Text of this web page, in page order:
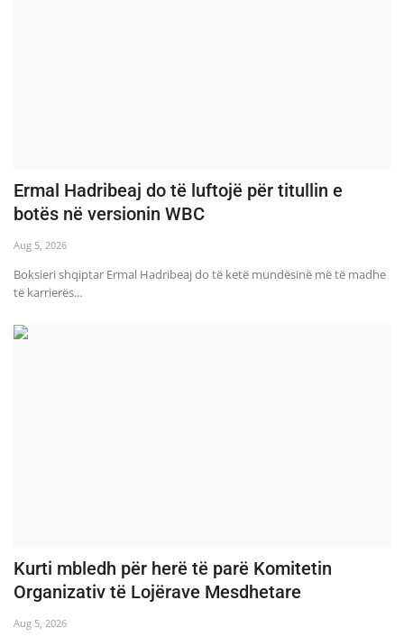
Ermal Hadribeaj do të luftojë për titullin e
botës në versionin WBC
Aug 5, 2026
Boksieri shqiptar Ermal Hadribeaj do të ketë mundësinë më të madhe
të karrierës...
Kurti mbledh për herë të parë Komitetin
Organizativ të Lojërave Mesdhetare
Aug 5, 2026